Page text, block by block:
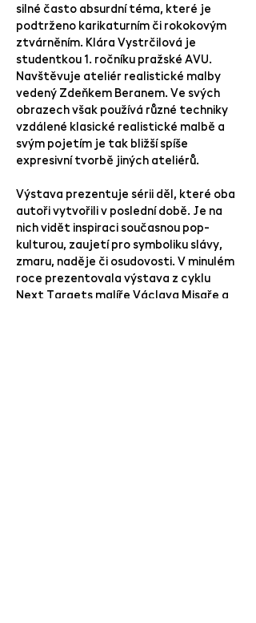
silné často absurdní téma, které je
podtrženo karikaturním či rokokovým
ztvárněním. Klára Vystrčilová je
studentkou 1. ročníku pražské AVU.
Navštěvuje ateliér realistické malby
vedený Zdeňkem Beranem. Ve svých
obrazech však používá různé techniky
vzdálené klasické realistické malbě a
svým pojetím je tak bližší spíše
expresivní tvorbě jiných ateliérů.
Výstava prezentuje sérii děl, které oba
autoři vytvořili v poslední době. Je na
nich vidět inspiraci současnou pop-
kulturou, zaujetí pro symboliku slávy,
zmaru, naděje či osudovosti. V minulém
roce prezentovala výstava z cyklu
Next Targets malíře Václava Misaře a